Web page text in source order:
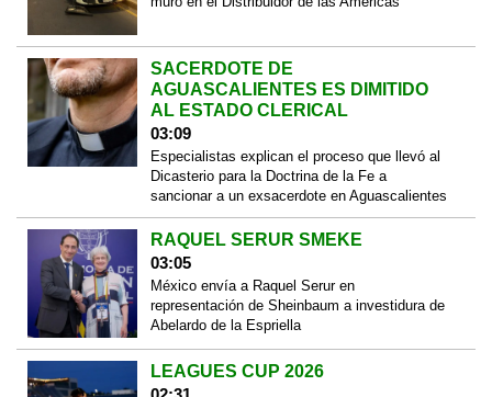
SACERDOTE DE
AGUASCALIENTES ES DIMITIDO
AL ESTADO CLERICAL
03:09
Especialistas explican el proceso que llevó al
Dicasterio para la Doctrina de la Fe a
sancionar a un exsacerdote en Aguascalientes
RAQUEL SERUR SMEKE
03:05
México envía a Raquel Serur en
representación de Sheinbaum a investidura de
Abelardo de la Espriella
LEAGUES CUP 2026